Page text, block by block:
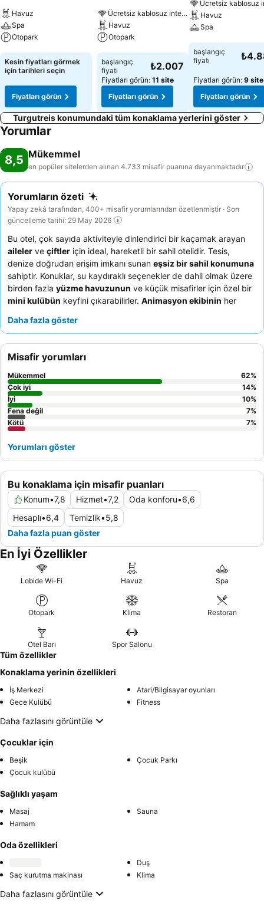
Havuz
Spa
Otopark
Fiyatları görün
Kesin fiyatları görmek
için tarihleri seçin
Fiyatları görün
Ücretsiz kablosuz internet
Havuz
Otopark
Fiyatları görün
başlangıç
fiyatı
₺2.007
Fiyatları görün: 11 site
Fiyatları görün
Havuz
Spa
Fiyatları görün
başlangıç
fiyatı
Fiyatları görün: 9 site
Fiyatları görün
Turgutreis konumundaki tüm konaklama yerlerini göster
Yorumlar
8,5 Mükemmel
en popüler sitelerden alınan 4.733 misafir puanına dayanmaktadır
Yorumların özeti
Yapay zekâ tarafından, 400+ misafir yorumlarından özetlenmiştir · Son
güncelleme tarihi: 29 May 2026
Bu otel, çok sayıda aktiviteyle dinlendirici bir kaçamak arayan
aileler ve çiftler için ideal, hareketli bir sahil otelidir. Tesis,
denize doğrudan erişim imkanı sunan eşsiz bir sahil konumuna
sahiptir. Konuklar, su kaydıraklı seçenekler de dahil olmak üzere
birden fazla yüzme havuzunun ve küçük misafirler için özel bir
mini kulübün keyfini çıkarabilirler. Animasyon ekibinin her
olağanüstü samimiyeti ve özeniyle sürekli övgü almaktadır. Daha
düşünebilirsiniz.
Daha fazla göster
Bu konaklama için misafir puanları
Konum•7,8 Hizmet•7,2 Oda konforu•6,6
Hesaplı•6,4 Temizlik•5,8
Daha fazla puan göster
Misafir yorumları
Mükemmel 62%
Çok iyi
14%
İyi
10%
Fena değil
7%
Kötü
7%
Yorumları göster
En İyi Özellikler
Lobide Wi-Fi Havuz Spa
Otopark Klima Restoran
Otel Barı Spor Salonu
Tüm özellikler
Konaklama yerinin özellikleri
İş Merkezi
Atari/Bilgisayar oyunları
Gece Kulübü
Fitness
Daha fazlasını görüntüle
Çocuklar için
Beşik
Çocuk Parkı
Çocuk kulübü
Sağlıklı yaşam
Masaj
Sauna
Hamam
Oda özellikleri
Duş
Saç kurutma makinası
Klima
Daha fazlasını görüntüle